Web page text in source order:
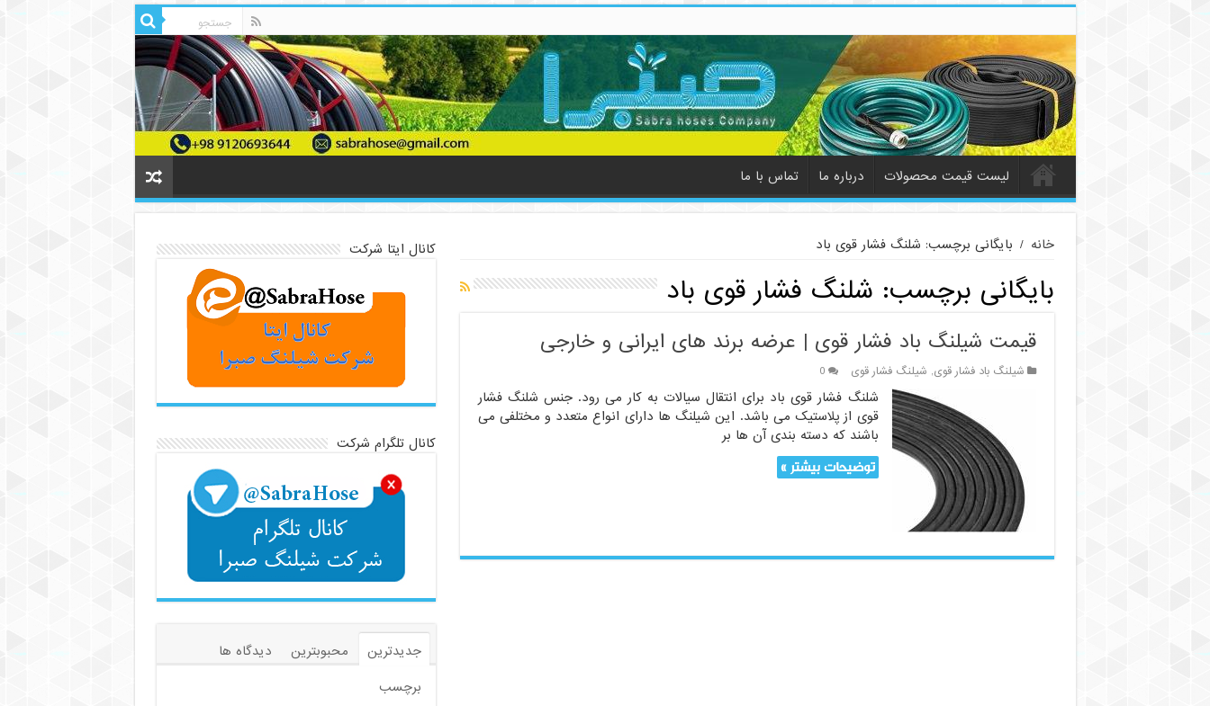
لیست قیمت محصولات درباره ما تماس با ما
خانه / بایگانی برچسب: شلنگ فشار قوی باد
بایگانی برچسب: شلنگ فشار قوی باد
قیمت شیلنگ باد فشار قوی | عرضه برند های ایرانی و خارجی
شیلنگ باد فشار قوی, شیلنگ فشار قوی 0
شلنگ فشار قوی باد برای انتقال سیالات به کار می رود. جنس شلنگ فشار
قوی از پلاستیک می باشد. این شیلنگ ها دارای انواع متعدد و مختلفی می
باشند که دسته بندی آن ها بر
توضیحات بیشتر »
کانال ایتا شرکت
کانال تلگرام شرکت
جدیدترین محبوبترین
دیدگاه ها
برچسب